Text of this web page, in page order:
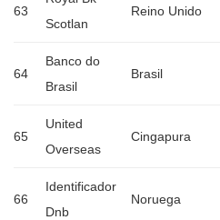
63
Scotlan
Reino Unido
64
Banco do
Brasil
Brasil
65
United
Overseas
Cingapura
66
Identificador
Dnb
Noruega